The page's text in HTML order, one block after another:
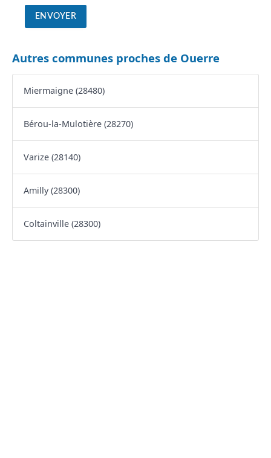
Autres communes proches de Ouerre
Miermaigne (28480)
Bérou-la-Mulotière (28270)
Varize (28140)
Amilly (28300)
Coltainville (28300)